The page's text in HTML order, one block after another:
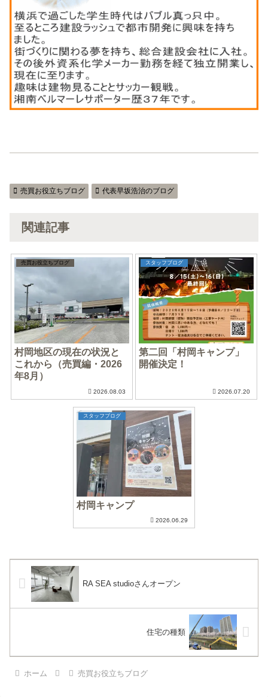
売買お役立ちブログ 代表早坂浩治のブログ
関連記事
売買お役立ちブログ
村岡地区の現在の状況と
これから（売買編・2026
年8月）
2026.08.03
スタッフブログ
第二回「村岡キャンプ」
開催決定！
2026.07.20
スタッフブログ
村岡キャンプ
2026.06.29
RA SEA studioさんオープン
住宅の種類
ホーム 売買お役立ちブログ